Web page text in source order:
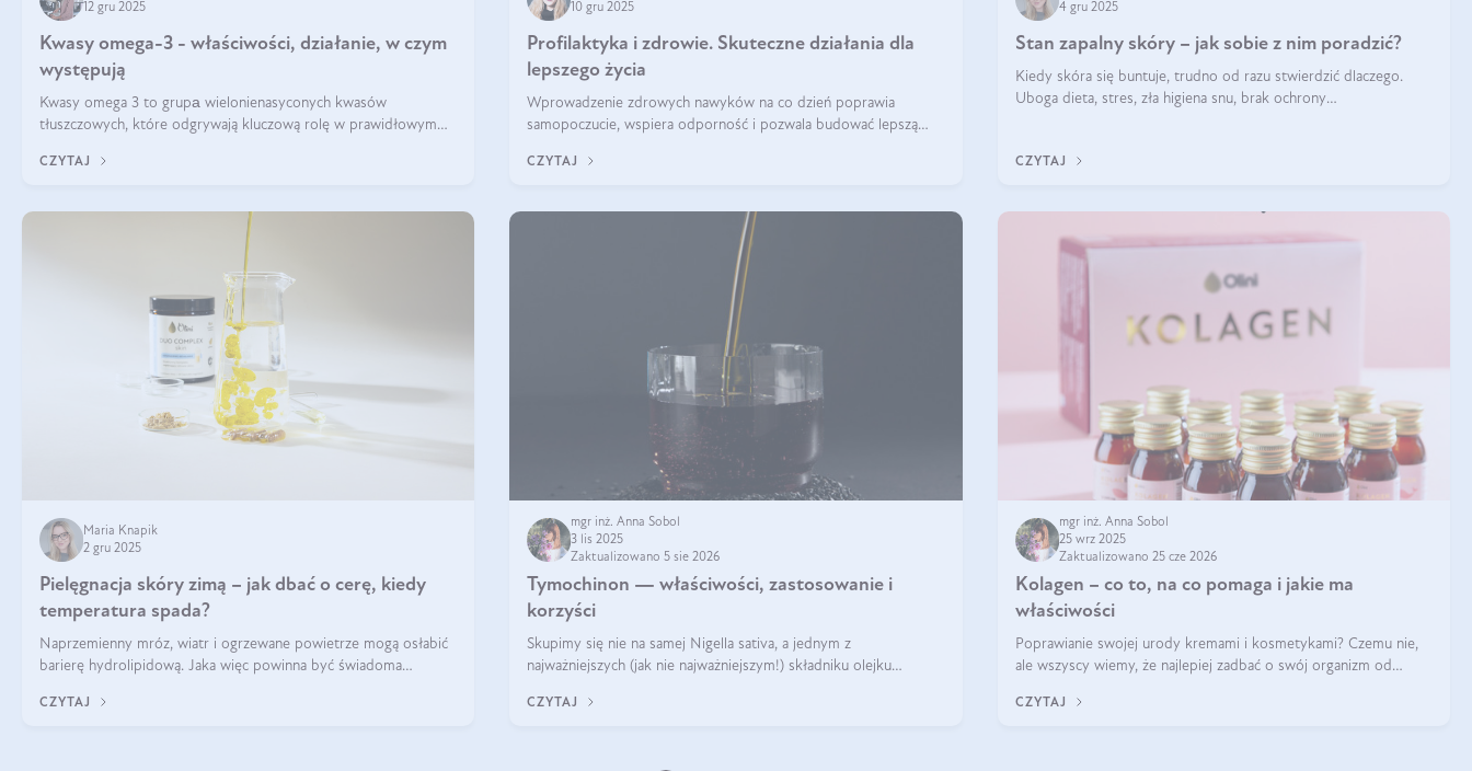
12 gru 2025
Kwasy omega-3 - właściwości, działanie, w czym
występują
Kwasy omega 3 to grupа wielonienasyconych kwasów
tłuszczowych, które odgrywają kluczową rolę w prawidłowym
układu odpornościowego.
CZYTAJ
10 gru 2025
Profilaktyka i zdrowie. Skuteczne działania dla
lepszego życia
Wprowadzenie zdrowych nawyków na co dzień poprawia
samopoczucie, wspiera odporność i pozwala budować lepszą
CZYTAJ
4 gru 2025
Stan zapalny skóry – jak sobie z nim poradzić?
Kiedy skóra się buntuje, trudno od razu stwierdzić dlaczego.
Uboga dieta, stres, zła higiena snu, brak ochrony
CZYTAJ
Maria Knapik
2 gru 2025
Pielęgnacja skóry zimą – jak dbać o cerę, kiedy
temperatura spada?
Naprzemienny mróz, wiatr i ogrzewane powietrze mogą osłabić
barierę hydrolipidową. Jaka więc powinna być świadoma
CZYTAJ
mgr inż. Anna Sobol
3 lis 2025
Zaktualizowano 5 sie 2026
Tymochinon — właściwości, zastosowanie i
korzyści
Skupimy się nie na samej Nigella sativa, a jednym z
najważniejszych (jak nie najważniejszym!) składniku olejku
CZYTAJ
mgr inż. Anna Sobol
25 wrz 2025
Zaktualizowano 25 cze 2026
Kolagen – co to, na co pomaga i jakie ma
właściwości
Poprawianie swojej urody kremami i kosmetykami? Czemu nie,
ale wszyscy wiemy, że najlepiej zadbać o swój organizm od
zewnętrzny prezentował się zdrowo i atrakcyjnie. Stosowanie
CZYTAJ